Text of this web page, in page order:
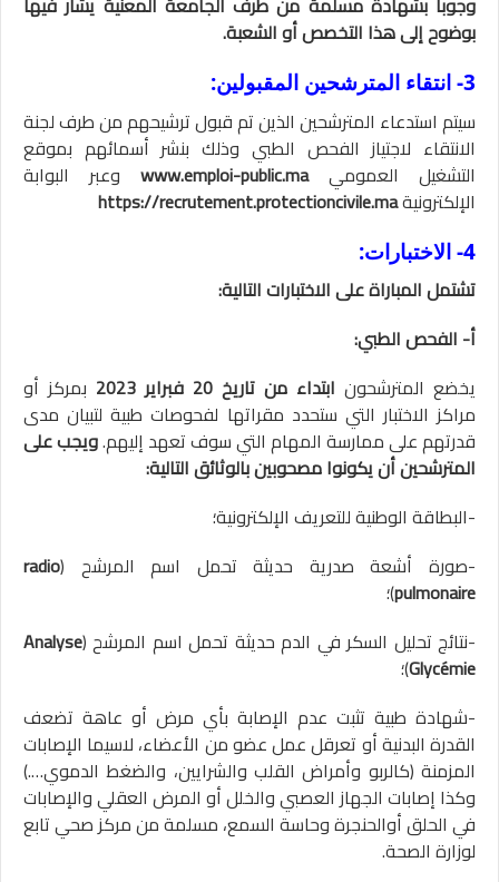
بوضوح إلى هذا التخصص أو الشعبة.
3- انتقاء المترشحين المقبولين:
سيتم استدعاء المترشحين الذين تم قبول ترشيحهم من طرف لجنة
الانتقاء لاجتياز الفحص الطبي وذلك بنشر أسمائهم بموقع
التشغيل العموميwww.emploi-public.ma وعبر البوابة
الإلكترونيةhttps://recrutement.protectioncivile.ma
4- الاختبارات:
تشتمل المباراة على الاختبارات التالية:
أ- الفحص الطبي:
يخضع المترشحون ابتداء من تاريخ 20 فبراير 2023
بمركز أو
مراكز الاختبار التي ستحدد مقراتها لفحوصات طبية لتبيان مدى
قدرتهم على ممارسة المهام التي سوف تعهد إليهم.ويجب على
المترشحين أن يكونوا مصحوبين بالوثائق التالية:
-البطاقة الوطنية للتعريف الإلكترونية؛
-صورة أشعة صدرية حديثة تحمل اسم المرشح (radio
pulmonaire)؛
-نتائج تحليل السكر في الدم حديثة تحمل اسم المرشح (Analyse
Glycémie)؛
-شهادة طبية تثبت عدم الإصابة بأي مرض أو عاهة تضعف
القدرة البدنية أو تعرقل عمل عضو من الأعضاء، لاسيما الإصابات
المزمنة (كالربو وأمراض القلب والشرايين، والضغط الدموي….)
وكذا إصابات الجهاز العصبي والخلل أو المرض العقلي والإصابات
في الحلق أوالحنجرة وحاسة السمع، مسلمة من مركز صحي تابع
لوزارة الصحة.